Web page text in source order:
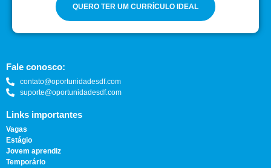
QUERO TER UM CURRÍCULO IDEAL
Fale conosco:
contato@oportunidadesdf.com
suporte@oportunidadesdf.com
Links importantes
Vagas
Estágio
Jovem aprendiz
Temporário